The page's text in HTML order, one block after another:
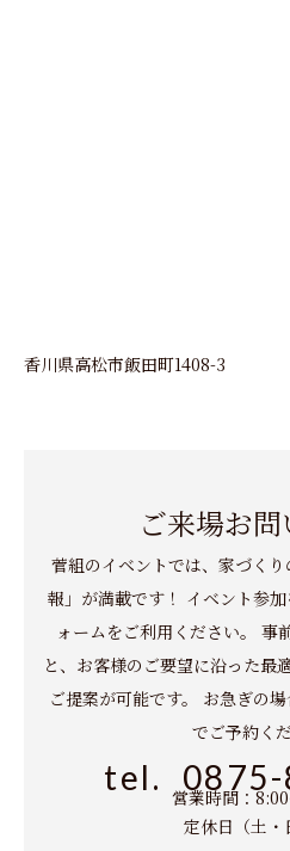
香川県高松市飯田町1408-3
ご来場お
菅組のイベントでは、家づく
報」が満載です！ イベント参
ォームをご利用ください。
事
と、お客様のご要望に沿った最
ご提案が可能です。
お急ぎの
でご予約くだ
tel. 営業時間：
定休日（土・